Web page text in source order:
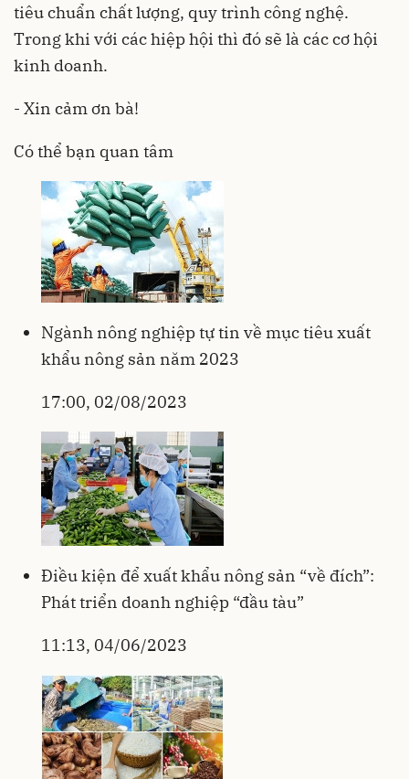
tiêu chuẩn chất lượng, quy trình công nghệ.
Trong khi với các hiệp hội thì đó sẽ là các cơ hội
kinh doanh.
- Xin cảm ơn bà!
Có thể bạn quan tâm
Ngành nông nghiệp tự tin về mục tiêu xuất
khẩu nông sản năm 2023
17:00, 02/08/2023
Điều kiện để xuất khẩu nông sản “về đích”:
Phát triển doanh nghiệp “đầu tàu”
11:13, 04/06/2023